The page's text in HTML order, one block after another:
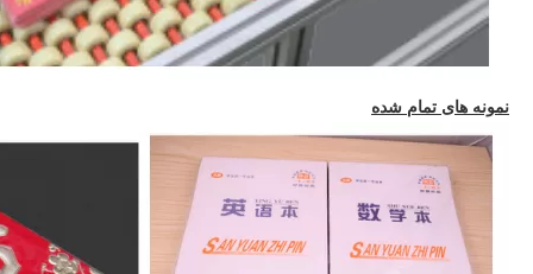
نمونه های تمام شده